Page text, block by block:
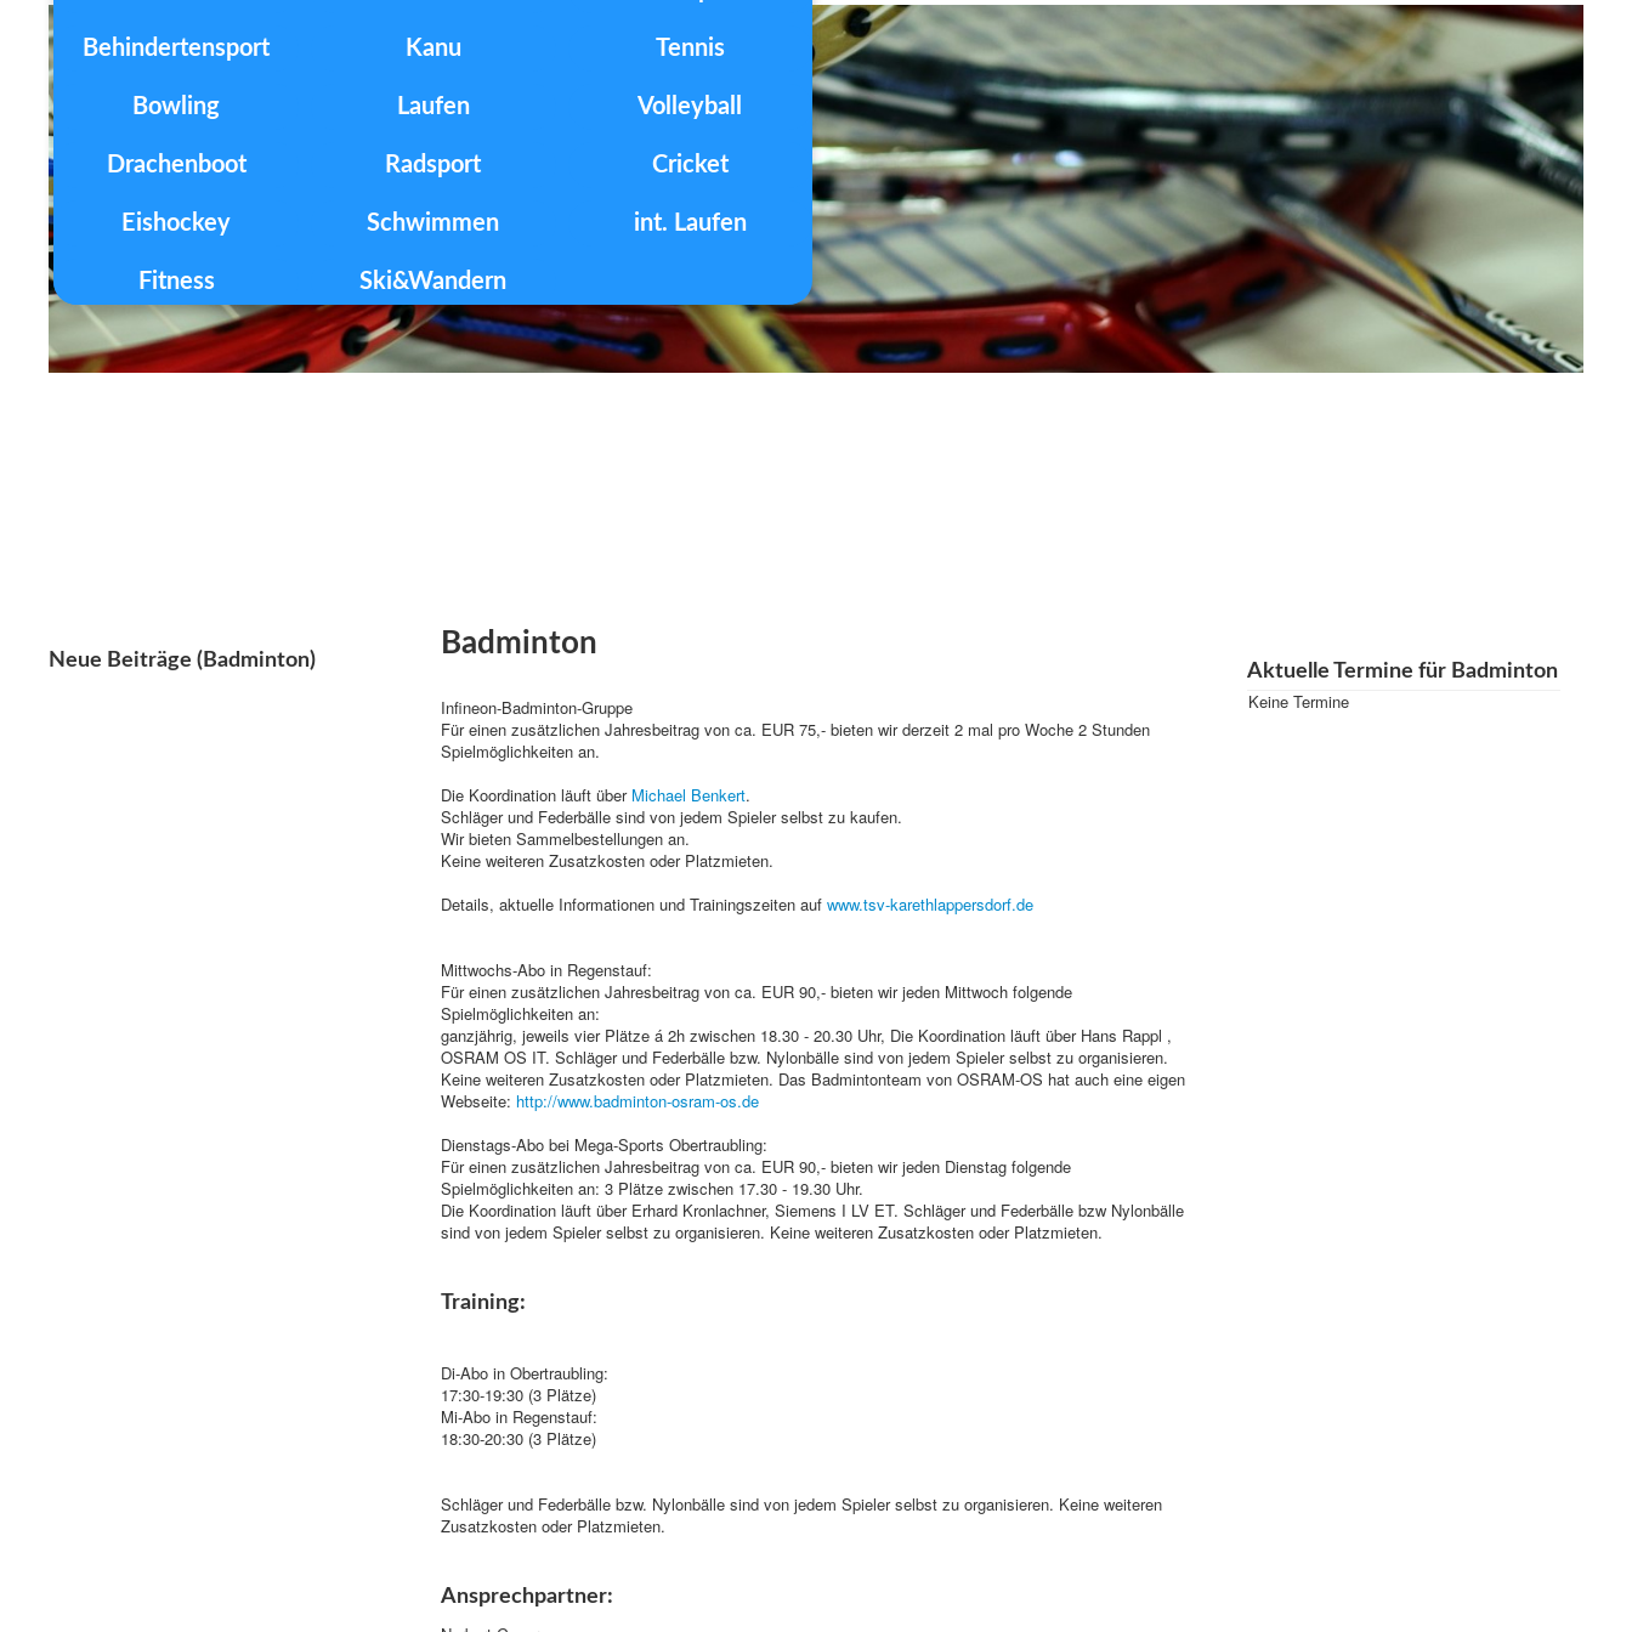
Behindertensport
Bowling
Drachenboot
Eishockey
Fitness
Kanu
Laufen
Radsport
Schwimmen
Ski&Wandern
Tennis
Volleyball
Cricket
int. Laufen
Neue Beiträge (Badminton)
Badminton
Infineon-Badminton-Gruppe
Für einen zusätzlichen Jahresbeitrag von ca. EUR 75,- bieten wir derzeit 2 mal pro Woche 2 Stunden
Spielmöglichkeiten an.
Die Koordination läuft über Michael Benkert.
Schläger und Federbälle sind von jedem Spieler selbst zu kaufen.
Wir bieten Sammelbestellungen an.
Keine weiteren Zusatzkosten oder Platzmieten.
Details, aktuelle Informationen und Trainingszeiten auf www.tsv-karethlappersdorf.de
Mittwochs-Abo in Regenstauf:
Für einen zusätzlichen Jahresbeitrag von ca. EUR 90,- bieten wir jeden Mittwoch folgende
Spielmöglichkeiten an:
ganzjährig, jeweils vier Plätze á 2h zwischen 18.30 - 20.30 Uhr, Die Koordination läuft über Hans Rappl ,
OSRAM OS IT. Schläger und Federbälle bzw. Nylonbälle sind von jedem Spieler selbst zu organisieren.
Keine weiteren Zusatzkosten oder Platzmieten. Das Badmintonteam von OSRAM-OS hat auch eine eigen
Webseite: http://www.badminton-osram-os.de
Dienstags-Abo bei Mega-Sports Obertraubling:
Für einen zusätzlichen Jahresbeitrag von ca. EUR 90,- bieten wir jeden Dienstag folgende
Spielmöglichkeiten an: 3 Plätze zwischen 17.30 - 19.30 Uhr.
Die Koordination läuft über Erhard Kronlachner, Siemens I LV ET. Schläger und Federbälle bzw Nylonbälle
sind von jedem Spieler selbst zu organisieren. Keine weiteren Zusatzkosten oder Platzmieten.
Training:
Di-Abo in Obertraubling:
17:30-19:30 (3 Plätze)
Mi-Abo in Regenstauf:
18:30-20:30 (3 Plätze)
Schläger und Federbälle bzw. Nylonbälle sind von jedem Spieler selbst zu organisieren. Keine weiteren
Zusatzkosten oder Platzmieten.
Ansprechpartner:
Aktuelle Termine für Badminton
Keine Termine